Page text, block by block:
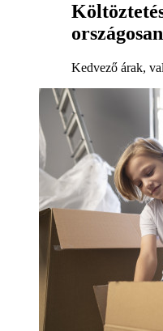
országosan
Kedvező árak,